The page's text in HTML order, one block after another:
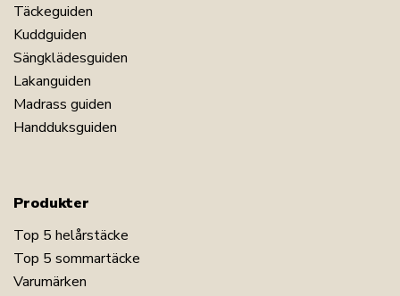
Täckeguiden
Kuddguiden
Sängklädesguiden
Lakanguiden
Madrass guiden
Handduksguiden
Produkter
Top 5 helårstäcke
Top 5 sommartäcke
Varumärken